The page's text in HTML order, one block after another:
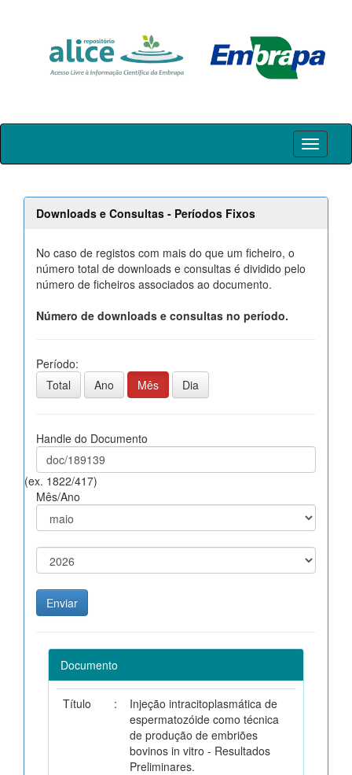
Skip
Downloads e Consultas - Períodos Fixos
No caso de registos com mais do que um ficheiro, o
número total de downloads e consultas é dividido pelo
número de ficheiros associados ao documento.
Número de downloads e consultas no período.
Período:
Total
Ano Mês Dia
Handle do Documento
(ex. 1822/417)
Mês/Ano
Documento
Título :
Injeção intracitoplasmática de
espermatozóide como técnica
de produção de embriões
bovinos in vitro - Resultados
Preliminares.